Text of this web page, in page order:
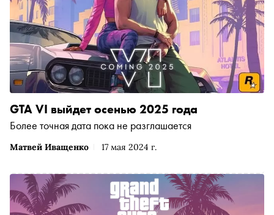
Матвей Иващенко 17 мая 2024 г.
GTA VI выйдет осенью 2025 года
Более точная дата пока не разглашается